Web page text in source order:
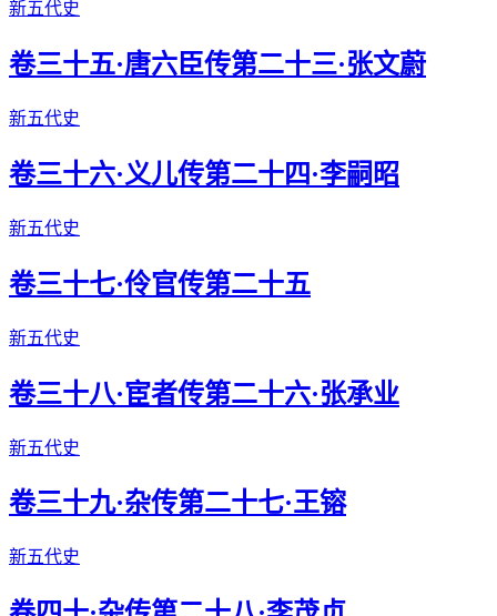
新五代史
卷三十五·唐六臣传第二十三·张文蔚
新五代史
卷三十六·义儿传第二十四·李嗣昭
新五代史
卷三十七·伶官传第二十五
新五代史
卷三十八·宦者传第二十六·张承业
新五代史
卷三十九·杂传第二十七·王镕
新五代史